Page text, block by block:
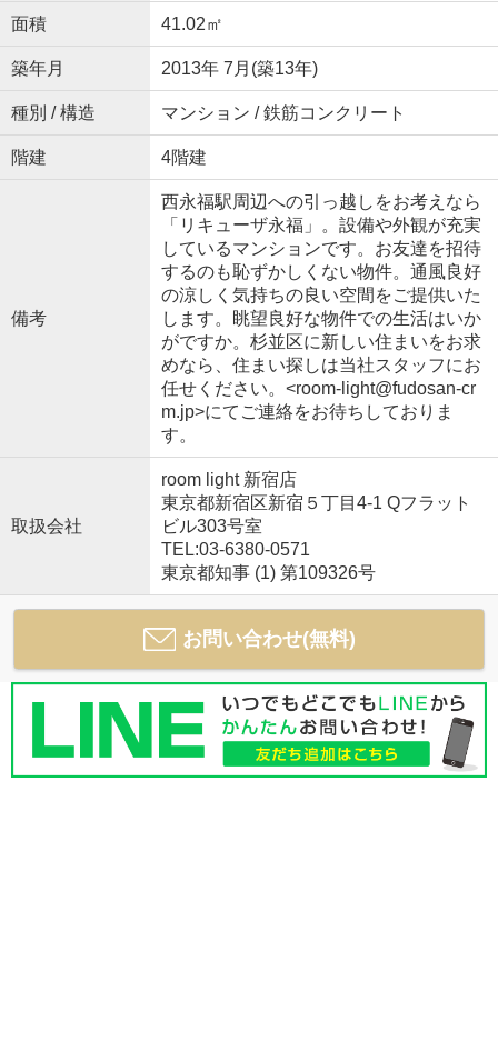
面積 41.02㎡
築年月 2013年 7月(築13年)
種別 / 構造 マンション / 鉄筋コンクリート
階建 4階建
備考
西永福駅周辺への引っ越しをお考えなら
「リキューザ永福」。設備や外観が充実
しているマンションです。お友達を招待
するのも恥ずかしくない物件。通風良好
の涼しく気持ちの良い空間をご提供いた
します。眺望良好な物件での生活はいか
がですか。杉並区に新しい住まいをお求
めなら、住まい探しは当社スタッフにお
任せください。<room-light@fudosan-cr
m.jp>にてご連絡をお待ちしておりま
す。
取扱会社
room light 新宿店
東京都新宿区新宿５丁目4-1 Qフラット
ビル303号室
TEL:03-6380-0571
東京都知事 (1) 第109326号
お問い合わせ(無料)